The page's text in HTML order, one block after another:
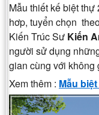
Mẫu thiết kế biệt
hơp, tuyển chọn
Kiến Trúc Sư Kiến
người sử dụng
gian cùng với không
Xem thêm : Mẫu